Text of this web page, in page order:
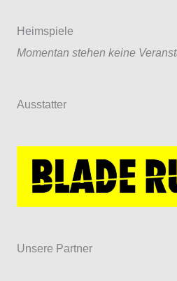
Heimspiele
Momentan stehen keine
Ausstatter
Unsere Partner